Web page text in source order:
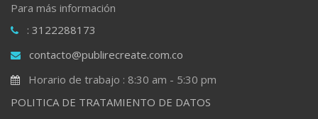
Para más información
: 3122288173
contacto@publirecreate.com.co
Horario de trabajo : 8:30 am - 5:30 pm
POLITICA DE TRATAMIENTO DE DATOS